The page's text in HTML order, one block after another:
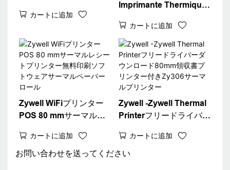
ターZy306インクレス
ー
カートに追加
Imprimante Thermique
マルレシートプリンター
POSレシートプリンター
USB+RS232+LAN
カートに追加
Zywell WiFiプリンター
POS 80 mmサーマルレ
刷ソフトウェアサーマル
ペーパーロール
カートに追加
Zywell -Zywell Thermal
Printerフリードライバー
書プリンター付きZy306
サーマルプリンター
カートに追加
お問い合わせを送ってください